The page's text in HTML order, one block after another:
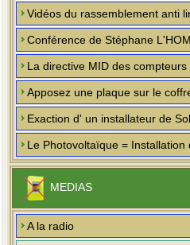
Vidéos du rassemblement anti
Conférence de Stéphane
La directive MID des compteurs
Apposez une plaque sur le
Exaction d' un installateur de
Le Photovoltaïque = Installation
MEDIAS
A la radio